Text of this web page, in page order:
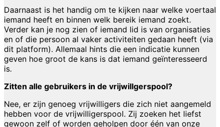
Daarnaast is het handig om te kijken naar welke voertaal
iemand heeft en binnen welk bereik iemand zoekt.
Verder kan je nog zien of iemand lid is van organisaties
en of die persoon al vaker activiteiten gedaan heeft (via
dit platform). Allemaal hints die een indicatie kunnen
geven hoe groot de kans is dat iemand geïnteresseerd
is.
Zitten alle gebruikers in de vrijwillgerspool?
Nee, er zijn genoeg vrijwilligers die zich niet aangemeld
hebben voor de vrijwilligerspool. Zij zoeken het liefst
gewoon zelf of worden geholpen door één van onze